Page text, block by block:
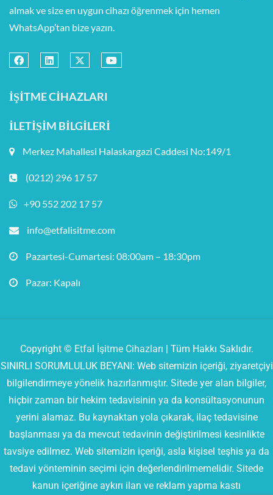
almak ve size en uygun cihazı öğrenmek için hemen
WhatsApp’tan bize yazın.
İŞITME CIHAZLARI
İLETIŞIM BILGILERI
Merkez Mahallesi Halaskargazi Caddesi No:149/1
(0212) 296 17 57
+90 552 202 17 57
info@etfalisitme.com
Pazartesi-Cumartesi: 08:00am – 18:30pm
Pazar: Kapalı
Copyright © Etfal İşitme Cihazları | Tüm Hakkı Saklıdır.
SINIRLI SORUMLULUK BEYANI: Web sitemizin içeriği, ziyaretçiyi
bilgilendirmeye yönelik hazırlanmıştır. Sitede yer alan bilgiler,
hiçbir zaman bir hekim tedavisinin ya da konsültasyonunun
yerini alamaz. Bu kaynaktan yola çıkarak, ilaç tedavisine
başlanması ya da mevcut tedavinin değiştirilmesi kesinlikte
tavsiye edilmez. Web sitemizin içeriği, asla kişisel teşhis ya da
tedavi yönteminin seçimi için değerlendirilmemelidir. Sitede
kanun içeriğine aykırı ilan ve reklam yapma kastı